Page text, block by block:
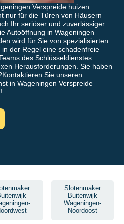
Verspreide huizen
nur für die Türen von Häusern
Ihr seriöser und zuverlässiger
Autoöffnung in Wageningen
wird für Sie von spezialisierten
der Regel eine schadenfreie
des Schlüsseldienstes
Herausforderungen. Sie haben
Sie unseren
in Wageningen Verspreide
Slotenmaker
Buitenwijk
Wageningen-
Noordoost